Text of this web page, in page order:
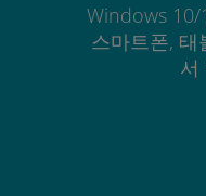
Windows 10/
스마트폰, 태
서